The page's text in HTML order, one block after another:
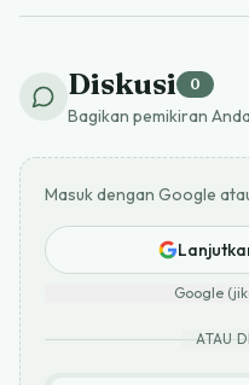
Diskusi 0
Bagikan pemikiran
Masuk dengan Google
Google
ATAU